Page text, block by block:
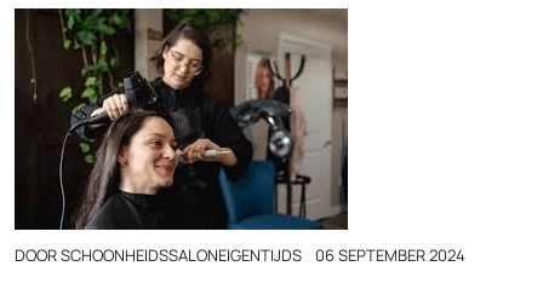
DOORSCHOONHEIDSSALONEIGENTIJDS 06 SEPTEMBER 2024